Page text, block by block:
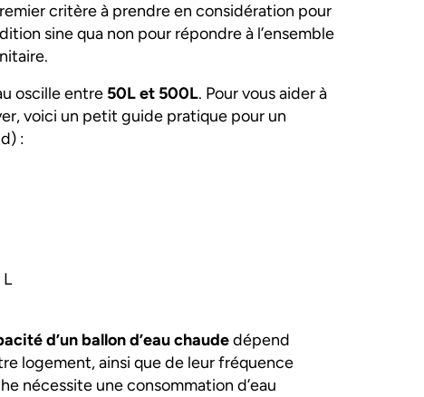
critère à prendre en considération pour
sine qua non pour répondre à l’ensemble
oscille entre 50L et 500L. Pour vous aider à
voici un petit guide pratique pour un
:
d’un ballon d’eau chaudedépend
logement, ainsi que de leur fréquence
nécessite une consommation d’eau